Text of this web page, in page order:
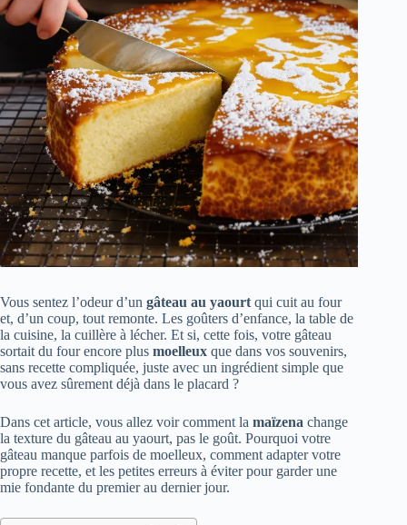
Vous sentez l’odeur d’un gâteau au yaourt qui cuit au four
et, d’un coup, tout remonte. Les goûters d’enfance, la table de
la cuisine, la cuillère à lécher. Et si, cette fois, votre gâteau
sortait du four encore plus moelleux que dans vos souvenirs,
sans recette compliquée, juste avec un ingrédient simple que
vous avez sûrement déjà dans le placard ?
Dans cet article, vous allez voir comment la maïzena change
la texture du gâteau au yaourt, pas le goût. Pourquoi votre
gâteau manque parfois de moelleux, comment adapter votre
propre recette, et les petites erreurs à éviter pour garder une
mie fondante du premier au dernier jour.